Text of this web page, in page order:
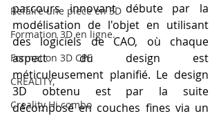
Refaire une piece en 3D
Formation 3D en ligne.
Formation 3D CPF
CREALITY,
Creality Hi combo
parcours innovant débute par la
modélisation de l'objet en utilisant
des logiciels de CAO, où chaque
aspect du design est
méticuleusement planifié. Le design
3D obtenu est par la suite
décomposé en couches fines via un